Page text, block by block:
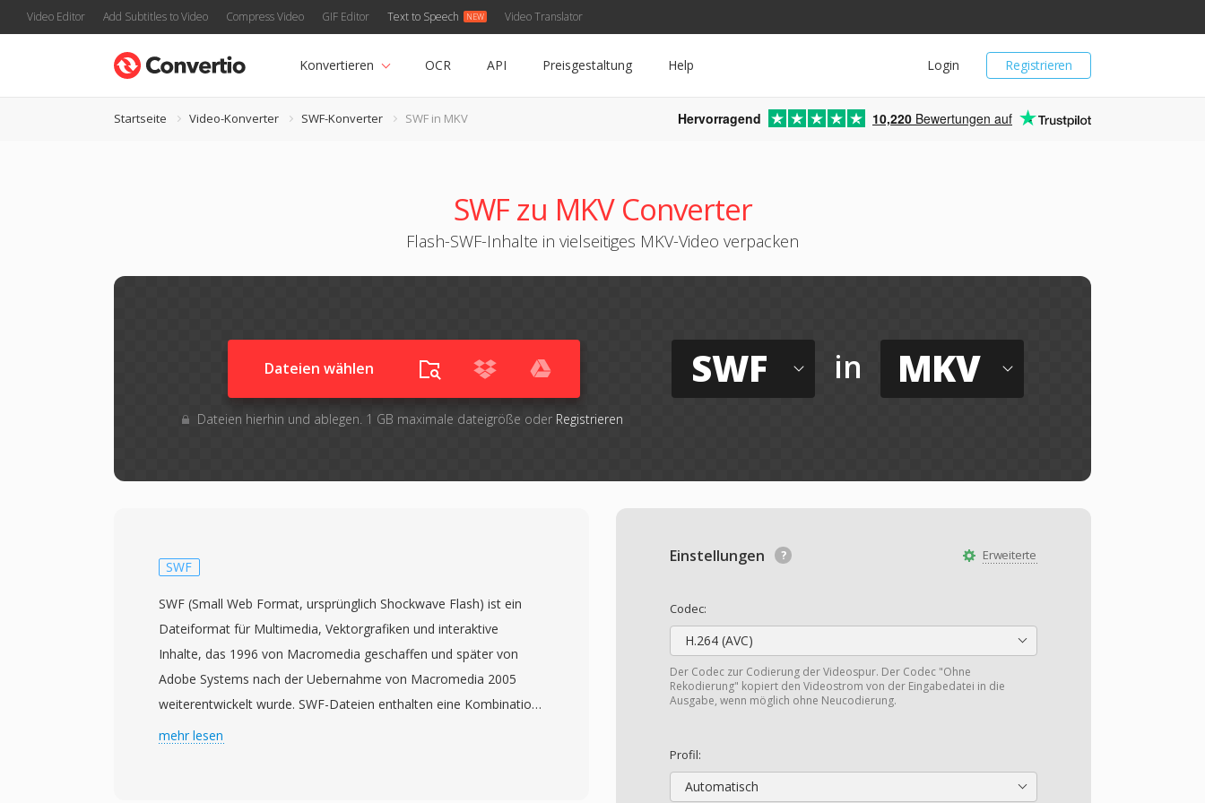
Video Editor Add Subtitles to Video Compress Video GIF Editor Text to Speech Video Translator
Registrieren
Login
Konvertieren OCR API Preisgestaltung Help
Startseite Video-Konverter SWF-Konverter SWF in MKV Hervorragend 10,220 Bewertungen auf
SWF zu MKV Converter
Flash-SWF-Inhalte in vielseitiges MKV-Video verpacken
Dateien wählen
Dateien hierhin und ablegen. 1 GB maximale dateigröße oder Registrieren
SWF in MKV
Erweiterte
Einstellungen
Codec:
H.264 (AVC)
Der Codec zur Codierung der Videospur. Der Codec "Ohne
Rekodierung" kopiert den Videostrom von der Eingabedatei in die
Ausgabe, wenn möglich ohne Neucodierung.
Profil:
Automatisch
SWF
SWF (Small Web Format, ursprünglich Shockwave Flash) ist ein
Dateiformat für Multimedia, Vektorgrafiken und interaktive
Inhalte, das 1996 von Macromedia geschaffen und später von
Adobe Systems nach der Uebernahme von Macromedia 2005
weiterentwickelt wurde. SWF-Dateien enthalten eine Kombination
aus Vektor- und Rastergrafiken, Animationen, eingebettetem
mehr lesen